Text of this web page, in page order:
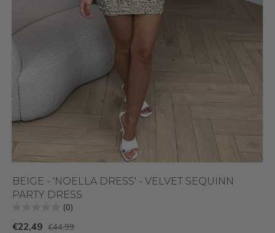
BEIGE - 'NOELLA DRESS' - VELVET SEQUINN
PARTY DRESS
(0)
€22,49 €44,99